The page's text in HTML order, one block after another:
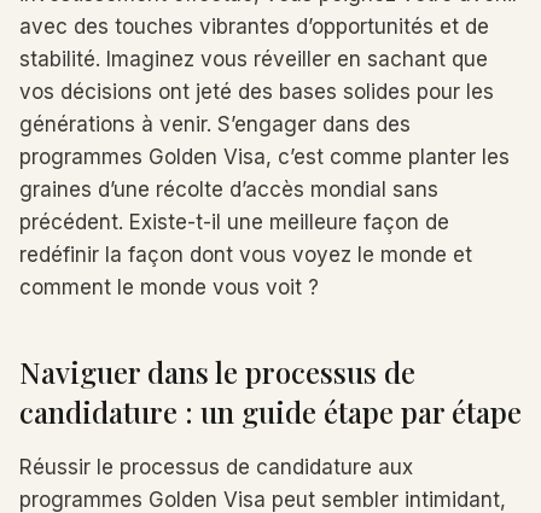
avec des touches vibrantes d’opportunités et de
stabilité. Imaginez vous réveiller en sachant que
vos décisions ont jeté des bases solides pour les
générations à venir. S’engager dans des
programmes Golden Visa, c’est comme planter les
graines d’une récolte d’accès mondial sans
précédent. Existe-t-il une meilleure façon de
redéfinir la façon dont vous voyez le monde et
comment le monde vous voit ?
Naviguer dans le processus de
candidature : un guide étape par étape
Réussir le processus de candidature aux
programmes Golden Visa peut sembler intimidant,